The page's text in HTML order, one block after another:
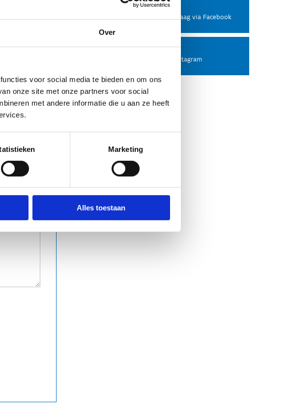
Over
voor social media te bieden en om ons
onze site met onze partners voor social
met andere informatie die u aan ze heeft
Marketing
Alles toestaan
Facebook
Stel ons een vraag via Facebook
Instagram
Volg ons op Instagram